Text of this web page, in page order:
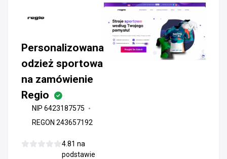
Personalizowana
odzież sportowa
na zamówienie
Regio
NIP 6423187575
REGON 243657192
4.81 na
podstawie